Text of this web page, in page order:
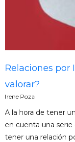
Relaciones por
valorar?
Irene Poza
A la hora de tener
en cuenta una
tener una relación